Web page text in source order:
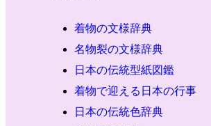
着物の文様辞典
名物裂の文様辞典
日本の伝統型紙図鑑
着物で迎える日本の行事
日本の伝統色辞典